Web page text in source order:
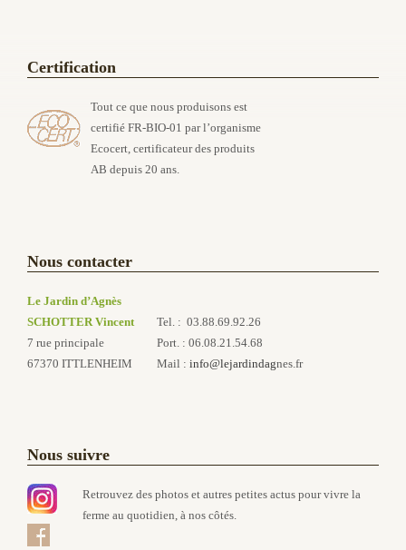
Certification
Tout ce que nous produisons est
certifié FR-BIO-01 par l’organisme
Ecocert, certificateur des produits
AB depuis 20 ans.
Nous contacter
Le Jardin d’Agnès
SCHOTTER Vincent
7 rue principale
67370 ITTLENHEIM
Tel. : 03.88.69.92.26
Port. : 06.08.21.54.68
Mail : info@lejardindagnes.fr
Nous suivre
Retrouvez des photos et autres petites actus pour vivre la
ferme au quotidien, à nos côtés.